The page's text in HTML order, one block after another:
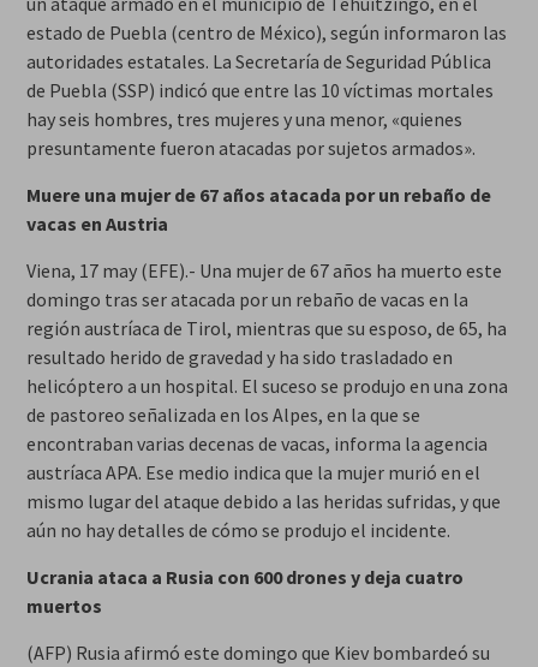
estado de Puebla (centro de México), según informaron las
autoridades estatales. La Secretaría de Seguridad Pública
de Puebla (SSP) indicó que entre las 10 víctimas mortales
hay seis hombres, tres mujeres y una menor, «quienes
presuntamente fueron atacadas por sujetos armados».
Muere una mujer de 67 años atacada por un rebaño de
vacas en Austria
Viena, 17 may (EFE).- Una mujer de 67 años ha muerto este
domingo tras ser atacada por un rebaño de vacas en la
región austríaca de Tirol, mientras que su esposo, de 65, ha
resultado herido de gravedad y ha sido trasladado en
helicóptero a un hospital. El suceso se produjo en una zona
de pastoreo señalizada en los Alpes, en la que se
encontraban varias decenas de vacas, informa la agencia
austríaca APA. Ese medio indica que la mujer murió en el
mismo lugar del ataque debido a las heridas sufridas, y que
aún no hay detalles de cómo se produjo el incidente.
Ucrania ataca a Rusia con 600 drones y deja cuatro
muertos
(AFP) Rusia afirmó este domingo que Kiev bombardeó su